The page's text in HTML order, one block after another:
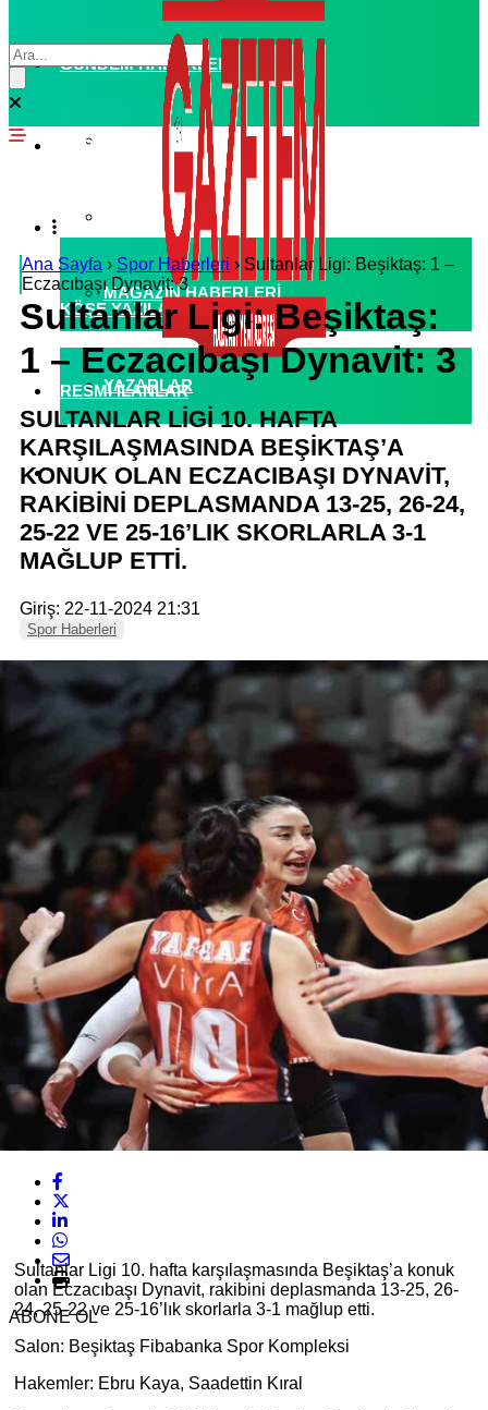
GÜNDEM HABERLERI
EKONOMI HABERLERI
POLITIKA HABERLERI
MAGAZIN HABERLERI
SPOR HABERLERI
RÖPORTAJLAR
KÖŞE YAZILARI
YAZARLAR
RESMI İLANLAR
KÜNYE
Ana Sayfa › Spor Haberleri › Sultanlar Ligi: Beşiktaş: 1 –
Eczacıbaşı Dynavit: 3
Sultanlar Ligi: Beşiktaş:
1 – Eczacıbaşı Dynavit: 3
SULTANLAR LİGİ 10. HAFTA
KARŞILAŞMASINDA BEŞİKTAŞ’A
KONUK OLAN ECZACIBAŞI DYNAVİT,
RAKİBİNİ DEPLASMANDA 13-25, 26-24,
25-22 VE 25-16’LIK SKORLARLA 3-1
MAĞLUP ETTİ.
Giriş: 22-11-2024 21:31
Spor Haberleri
ABONE OL
Sultanlar Ligi 10. hafta karşılaşmasında Beşiktaş’a konuk
olan Eczacıbaşı Dynavit, rakibini deplasmanda 13-25, 26-
24, 25-22 ve 25-16’lık skorlarla 3-1 mağlup etti.
Salon: Beşiktaş Fibabanka Spor Kompleksi
Hakemler: Ebru Kaya, Saadettin Kıral